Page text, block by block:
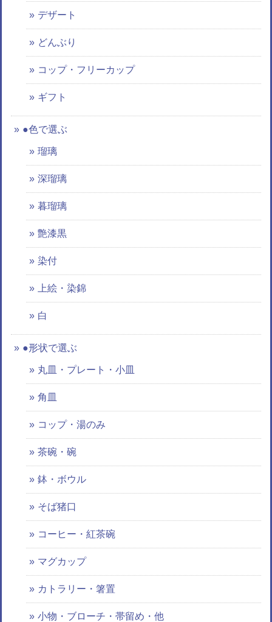
デザート
どんぶり
コップ・フリーカップ
ギフト
●色で選ぶ
瑠璃
深瑠璃
暮瑠璃
艶漆黒
染付
上絵・染錦
白
●形状で選ぶ
丸皿・プレート・小皿
角皿
コップ・湯のみ
茶碗・碗
鉢・ボウル
そば猪口
コーヒー・紅茶碗
マグカップ
カトラリー・箸置
小物・ブローチ・帯留め・他